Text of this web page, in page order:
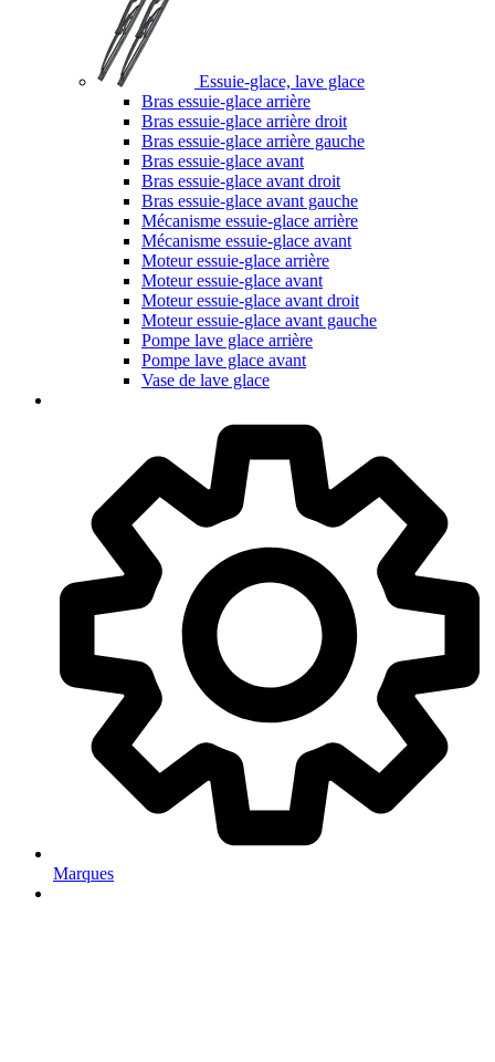
Essuie-glace, lave glace
Bras essuie-glace arrière
Bras essuie-glace arrière droit
Bras essuie-glace arrière gauche
Bras essuie-glace avant
Bras essuie-glace avant droit
Bras essuie-glace avant gauche
Mécanisme essuie-glace arrière
Mécanisme essuie-glace avant
Moteur essuie-glace arrière
Moteur essuie-glace avant
Moteur essuie-glace avant droit
Moteur essuie-glace avant gauche
Pompe lave glace arrière
Pompe lave glace avant
Vase de lave glace
Marques